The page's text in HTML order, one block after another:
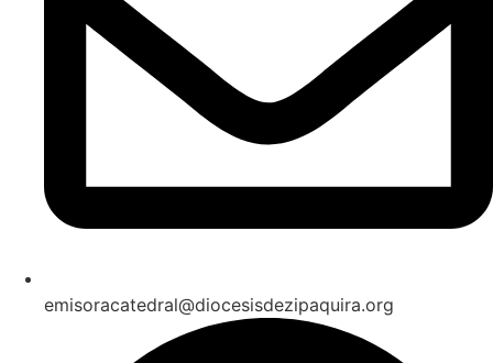
emisoracatedral@diocesisdezipaquira.org